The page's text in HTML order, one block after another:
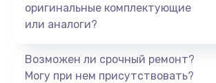
Замена батарейки BIOS
Заказать
оригинальные комплектующие
или аналоги?
Возможен ли срочный ремонт?
Могу при нем присутствовать?